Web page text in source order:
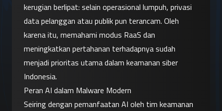
kerugian berlipat: selain operasional lumpuh, privasi
data pelanggan atau publik pun terancam. Oleh
karena itu, memahami modus RaaS dan
meningkatkan pertahanan terhadapnya sudah
menjadi prioritas utama dalam keamanan siber
Indonesia.
Peran AI dalam Malware Modern
Seiring dengan pemanfaatan AI oleh tim keamanan